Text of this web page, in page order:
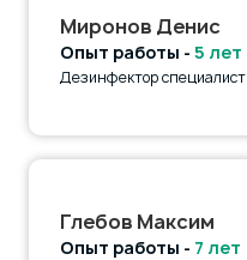
Миронов Денис
Опыт работы - 5 лет
Дезинфектор специалист
Глебов Максим
Опыт работы - 7 лет